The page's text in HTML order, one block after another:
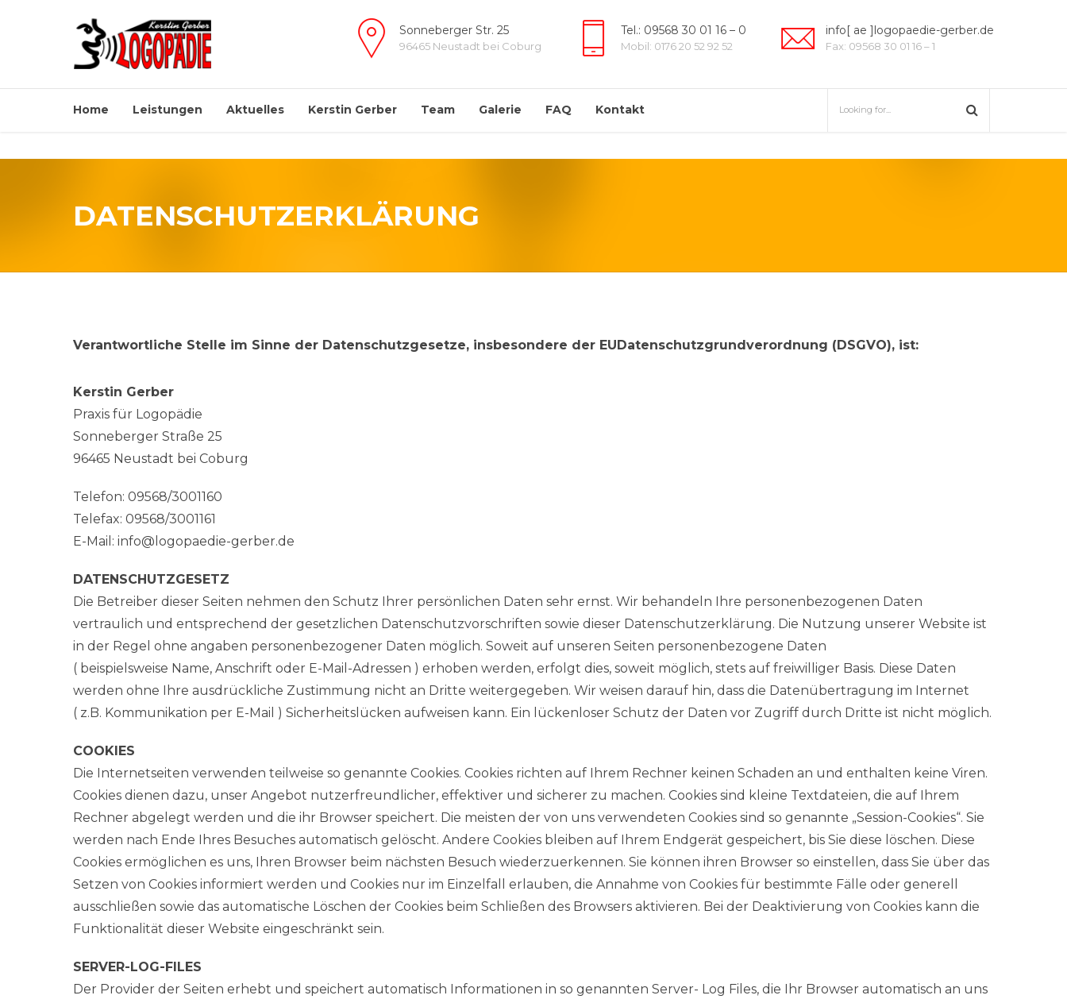
Sonneberger Str. 25
96465 Neustadt bei Coburg
Tel.: 09568 30 01 16 – 0
Mobil: 0176 20 52 92 52
info[ ae ]logopaedie-gerber.de
Fax: 09568 30 01 16 – 1
Home Leistungen Aktuelles Kerstin Gerber Team Galerie FAQ Kontakt
DATENSCHUTZERKLÄRUNG
Verantwortliche Stelle im Sinne der Datenschutzgesetze, insbesondere der EUDatenschutzgrundverordnung (DSGVO), ist:
Kerstin Gerber
Praxis für Logopädie
Sonneberger Straße 25
96465 Neustadt bei Coburg
Telefon: 09568/3001160
Telefax: 09568/3001161
E-Mail: info@logopaedie-gerber.de
DATENSCHUTZGESETZ
Die Betreiber dieser Seiten nehmen den Schutz Ihrer persönlichen Daten sehr ernst. Wir behandeln Ihre personenbezogenen Daten
vertraulich und entsprechend der gesetzlichen Datenschutzvorschriften sowie dieser Datenschutzerklärung. Die Nutzung unserer Website ist
in der Regel ohne angaben personenbezogener Daten möglich. Soweit auf unseren Seiten personenbezogene Daten
( beispielsweise Name, Anschrift oder E-Mail-Adressen ) erhoben werden, erfolgt dies, soweit möglich, stets auf freiwilliger Basis. Diese Daten
werden ohne Ihre ausdrückliche Zustimmung nicht an Dritte weitergegeben. Wir weisen darauf hin, dass die Datenübertragung im Internet
( z.B. Kommunikation per E-Mail ) Sicherheitslücken aufweisen kann. Ein lückenloser Schutz der Daten vor Zugriff durch Dritte ist nicht möglich.
COOKIES
Die Internetseiten verwenden teilweise so genannte Cookies. Cookies richten auf Ihrem Rechner keinen Schaden an und enthalten keine Viren.
Cookies dienen dazu, unser Angebot nutzerfreundlicher, effektiver und sicherer zu machen. Cookies sind kleine Textdateien, die auf Ihrem
Rechner abgelegt werden und die ihr Browser speichert. Die meisten der von uns verwendeten Cookies sind so genannte „Session-Cookies“. Sie
werden nach Ende Ihres Besuches automatisch gelöscht. Andere Cookies bleiben auf Ihrem Endgerät gespeichert, bis Sie diese löschen. Diese
Cookies ermöglichen es uns, Ihren Browser beim nächsten Besuch wiederzuerkennen. Sie können ihren Browser so einstellen, dass Sie über das
Setzen von Cookies informiert werden und Cookies nur im Einzelfall erlauben, die Annahme von Cookies für bestimmte Fälle oder generell
ausschließen sowie das automatische Löschen der Cookies beim Schließen des Browsers aktivieren. Bei der Deaktivierung von Cookies kann die
Funktionalität dieser Website eingeschränkt sein.
SERVER-LOG-FILES
Der Provider der Seiten erhebt und speichert automatisch Informationen in so genannten Server- Log Files, die Ihr Browser automatisch an uns